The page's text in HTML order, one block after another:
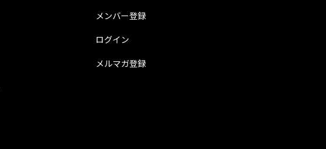
メンバー登録
ログイン
メルマガ登録